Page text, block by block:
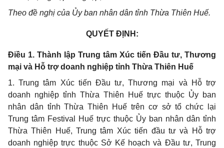
Theo đề nghị của Ủy ban nhân dân tỉnh Thừa Thiên Huế.
QUYẾT ĐỊNH:
Điều 1. Thành lập Trung tâm Xúc tiến Đầu tư, Thương
mại và Hỗ trợdoanh nghiệp tỉnh Thừa Thiên Huế
1.Trung tâm Xúc tiến Đầu tư, Thương mại và Hỗ trợ
doanh nghiệp tỉnh Thừa Thiên Huế trực thuộc Ủy ban
nhân dân tỉnh Thừa Thiên Huế trên cơ sở tổ chức lại
Trung tâm Festival Huế trực thuộc Ủy ban nhân dân tỉnh
Thừa Thiên Huế, Trung tâm Xúc tiến đầu tư và Hỗ trợ
doanh nghiệp trực thuộc Sở Kế hoạch và Đầu tư, Trung